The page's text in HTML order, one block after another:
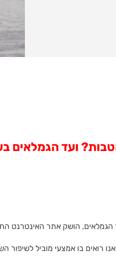
ועד
הגמלאים, הושק אתר האינטרנט
רואים בו אמצעי מוביל לשיפור